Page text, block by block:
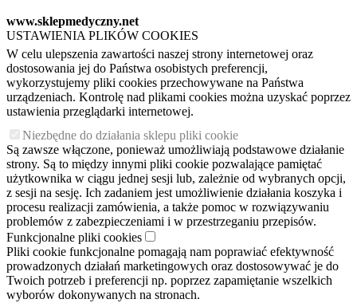
www.sklepmedyczny.net
USTAWIENIA PLIKÓW COOKIES
W celu ulepszenia zawartości naszej strony internetowej oraz
dostosowania jej do Państwa osobistych preferencji,
wykorzystujemy pliki cookies przechowywane na Państwa
urządzeniach. Kontrolę nad plikami cookies można uzyskać poprzez
ustawienia przeglądarki internetowej.
Niezbędne do działania sklepu pliki cookie
Są zawsze włączone, ponieważ umożliwiają podstawowe działanie
strony. Są to między innymi pliki cookie pozwalające pamiętać
użytkownika w ciągu jednej sesji lub, zależnie od wybranych opcji,
z sesji na sesję. Ich zadaniem jest umożliwienie działania koszyka i
procesu realizacji zamówienia, a także pomoc w rozwiązywaniu
problemów z zabezpieczeniami i w przestrzeganiu przepisów.
Funkcjonalne pliki cookies
Pliki cookie funkcjonalne pomagają nam poprawiać efektywność
prowadzonych działań marketingowych oraz dostosowywać je do
Twoich potrzeb i preferencji np. poprzez zapamiętanie wszelkich
wyborów dokonywanych na stronach.